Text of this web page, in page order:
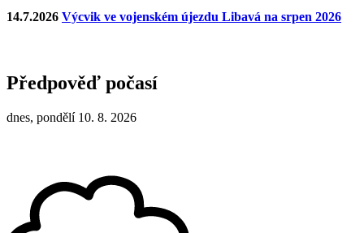
14.7.2026 Výcvik ve vojenském újezdu Libavá na srpen 2026
Předpověď počasí
dnes, pondělí 10. 8. 2026